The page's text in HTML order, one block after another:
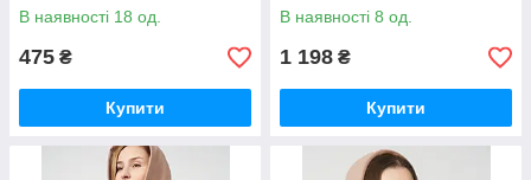
В наявності 18 од.
475 ₴
Купити
В наявності 8 од.
1 198 ₴
Купити